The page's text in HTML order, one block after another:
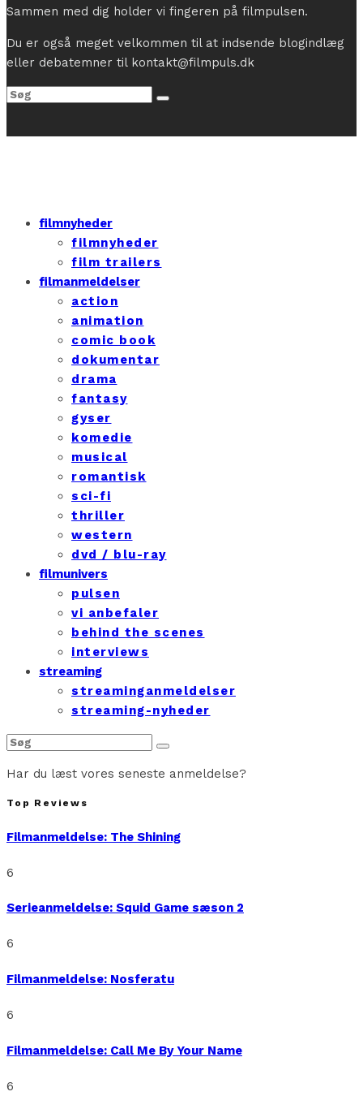
Sammen med dig holder vi fingeren på filmpulsen.
Du er også meget velkommen til at indsende blogindlæg
eller debatemner til kontakt@filmpuls.dk
filmnyheder
filmnyheder
film trailers
filmanmeldelser
action
animation
comic book
dokumentar
drama
fantasy
gyser
komedie
musical
romantisk
sci-fi
thriller
western
dvd / blu-ray
filmunivers
pulsen
vi anbefaler
behind the scenes
interviews
streaming
streaminganmeldelser
streaming-nyheder
Har du læst vores seneste anmeldelse?
Top Reviews
Filmanmeldelse: The Shining
6
Serieanmeldelse: Squid Game sæson 2
6
Filmanmeldelse: Nosferatu
6
Filmanmeldelse: Call Me By Your Name
6